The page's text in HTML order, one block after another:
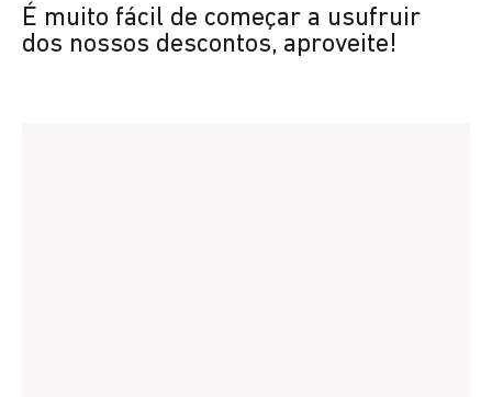
É muito fácil de começar a usufruir
dos nossos descontos, aproveite!